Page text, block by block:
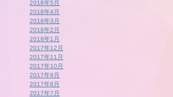
2018年5月
2018年4月
2018年3月
2018年2月
2018年1月
2017年12月
2017年11月
2017年10月
2017年9月
2017年8月
2017年7月